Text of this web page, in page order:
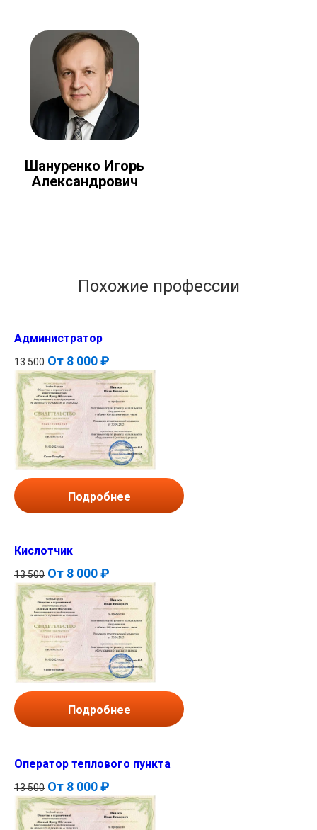
Шануренко Игорь
Александрович
Похожие профессии
Администратор
13 500 От 8 000 ₽
Подробнее
Кислотчик
13 500 От 8 000 ₽
Подробнее
Оператор теплового пункта
13 500 От 8 000 ₽